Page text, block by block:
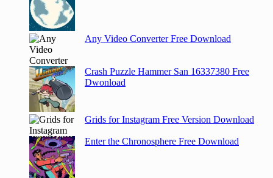
Any Video Converter Free Download
Crash Puzzle Hammer San 16337380 Free
Dwonload
Grids for Instagram Free Version Download
Enter the Chronosphere Free Download